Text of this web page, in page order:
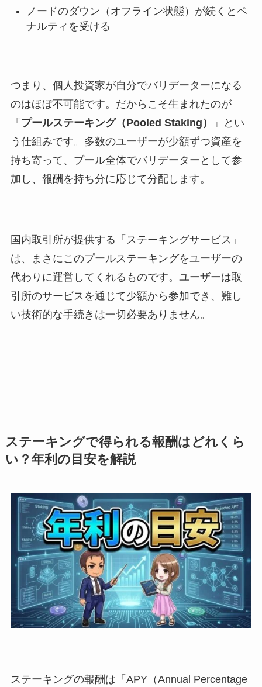
ノードのダウン（オフライン状態）が続くとペ
ナルティを受ける
つまり、個人投資家が自分でバリデーターになる
のはほぼ不可能です。だからこそ生まれたのが
「 プールステーキング（Pooled Staking）
」とい
う仕組みです。多数のユーザーが少額ずつ資産を
持ち寄って、プール全体でバリデーターとして参
加し、報酬を持ち分に応じて分配します。
国内取引所が提供する「ステーキングサービス」
は、まさにこのプールステーキングをユーザーの
代わりに運営してくれるものです。ユーザーは取
引所のサービスを通じて少額から参加でき、難し
い技術的な手続きは一切必要ありません。
ステーキングで得られる報酬はどれくら
い？年利の目安を解説
ステーキングの報酬は「APY（Annual Percentage